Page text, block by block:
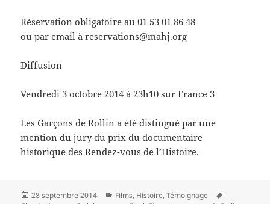
Réservation obligatoire au 01 53 01 86 48
ou par email à reservations@mahj.org
Diffusion
Vendredi 3 octobre 2014 à 23h10 sur France 3
Les Garçons de Rollin a été distingué par une
mention du jury du prix du documentaire
historique des Rendez-vous de l’Histoire.
Publié
28 septembre 2014 Catégories
Films, Histoire,Témoignage